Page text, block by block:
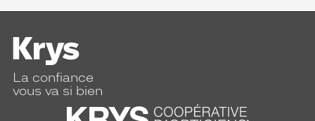
La confiance
vous va si bien